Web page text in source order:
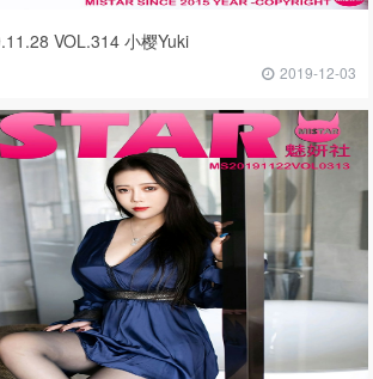
VOL.314 小樱Yuki
2019-12-03